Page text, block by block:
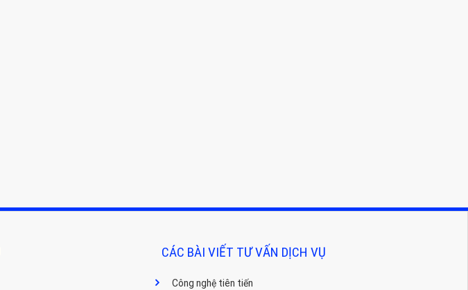
CÁC BÀI VIẾT TƯ VẤN DỊCH VỤ
Công nghệ tiên tiến